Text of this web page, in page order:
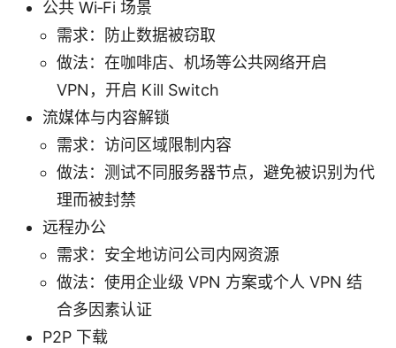
公共 Wi‑Fi 场景
需求：防止数据被窃取
做法：在咖啡店、机场等公共网络开启
VPN，开启 Kill Switch
流媒体与内容解锁
需求：访问区域限制内容
做法：测试不同服务器节点，避免被识别为代
理而被封禁
远程办公
需求：安全地访问公司内网资源
做法：使用企业级 VPN 方案或个人 VPN 结
合多因素认证
P2P 下载